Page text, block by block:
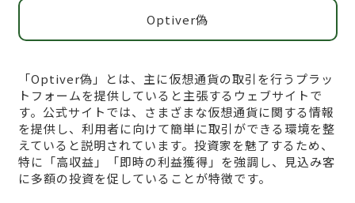
Optiver偽
「Optiver偽」とは、主に仮想通貨の取引を行うプラッ
トフォームを提供していると主張するウェブサイトで
す。公式サイトでは、さまざまな仮想通貨に関する情報
を提供し、利用者に向けて簡単に取引ができる環境を整
えていると説明されています。投資家を魅了するため、
特に「高収益」「即時の利益獲得」を強調し、見込み客
に多額の投資を促していることが特徴です。